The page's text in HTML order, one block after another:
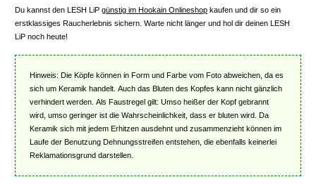
Du kannst den LESH LiP günstig im Hookain Onlineshop kaufen und dir so ein
erstklassiges Raucherlebnis sichern. Warte nicht länger und hol dir deinen LESH
LiP noch heute!
Hinweis: Die Köpfe können in Form und Farbe vom Foto abweichen, da es
sich um Keramik handelt. Auch das Bluten des Kopfes kann nicht gänzlich
verhindert werden. Als Faustregel gilt: Umso heißer der Kopf gebrannt
wird, umso geringer ist die Wahrscheinlichkeit, dass er bluten wird. Da
Keramik sich mit jedem Erhitzen ausdehnt und zusammenzieht können im
Laufe der Benutzung Dehnungsstreifen entstehen, die ebenfalls keinerlei
Reklamationsgrund darstellen.